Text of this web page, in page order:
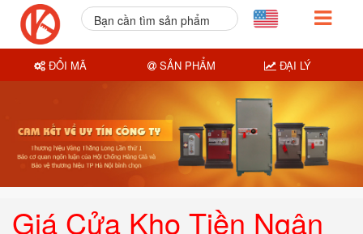
Giá Cửa Kho Tiền Ngân
Bạn cần tìm sản phẩm
ĐỔI MÃ SẢN PHẨM ĐẠI LÝ